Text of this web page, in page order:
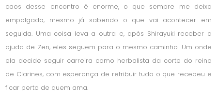
caos desse encontro é enorme, o que sempre me deixa
empolgada, mesmo já sabendo o que vai acontecer em
seguida. Uma coisa leva a outra e, após Shirayuki receber a
ajuda de Zen, eles seguem para o mesmo caminho. Um onde
ela decide seguir carreira como herbalista da corte do reino
de Clarines, com esperança de retribuir tudo o que recebeu e
ficar perto de quem ama.